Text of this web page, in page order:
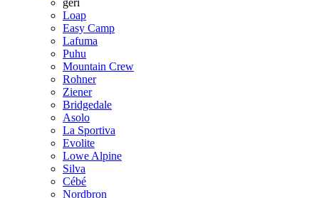
geri
Loap
Easy Camp
Lafuma
Puhu
Mountain Crew
Rohner
Ziener
Bridgedale
Asolo
La Sportiva
Evolite
Lowe Alpine
Silva
Cébé
Nordbron